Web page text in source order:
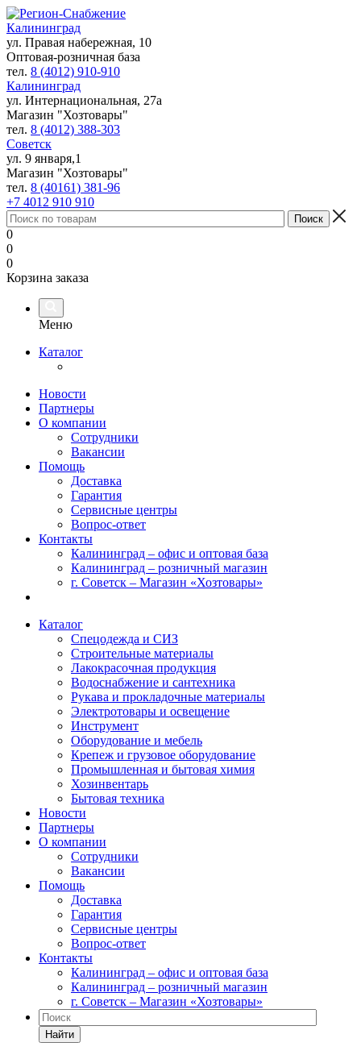
Калининград
ул. Правая набережная, 10
Оптовая-розничная база
тел. 8 (4012) 910-910
Калининград
ул. Интернациональная, 27а
Магазин "Хозтовары"
тел. 8 (4012) 388-303
Советск
ул. 9 января,1
Магазин "Хозтовары"
тел. 8 (40161) 381-96
+7 4012 910 910
0
0
0
Корзина заказа
Меню
Каталог
Новости
Партнеры
О компании
Сотрудники
Вакансии
Помощь
Доставка
Гарантия
Сервисные центры
Вопрос-ответ
Контакты
Калининград – офис и оптовая база
Калининград – розничный магазин
г. Советск – Магазин «Хозтовары»
Каталог
Спецодежда и СИЗ
Строительные материалы
Лакокрасочная продукция
Водоснабжение и сантехника
Рукава и прокладочные материалы
Электротовары и освещение
Инструмент
Оборудование и мебель
Крепеж и грузовое оборудование
Промышленная и бытовая химия
Хозинвентарь
Бытовая техника
Новости
Партнеры
О компании
Сотрудники
Вакансии
Помощь
Доставка
Гарантия
Сервисные центры
Вопрос-ответ
Контакты
Калининград – офис и оптовая база
Калининград – розничный магазин
г. Советск – Магазин «Хозтовары»
Найти